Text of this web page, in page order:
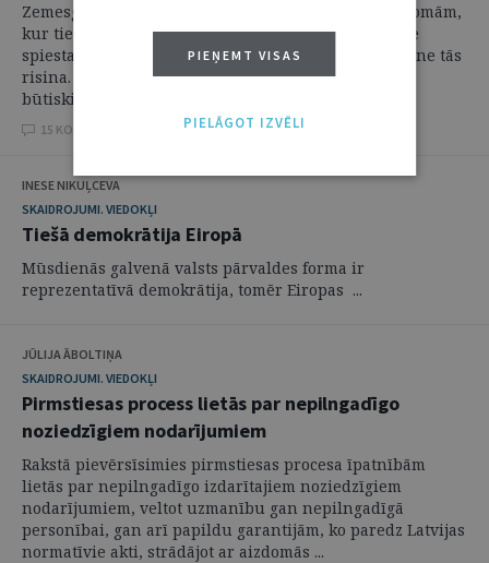
Zemesgrāmatu aktu publiskā ticamība ir viena no jomām,
kur tiesu prakse nav nostabilizējusies. Tiesu prakse
spiesta risināt problēmas neatkarīgi no tā, vai zinātne tās
risina. Mūsdienu latviešu juridiskajā literatūrā nav
būtiski jaunu pētījumu par ...
15 KOMENTĀRI
INESE NIKUĻCEVA
SKAIDROJUMI. VIEDOKĻI
Tiešā demokrātija Eiropā
Mūsdienās galvenā valsts pārvaldes forma ir
reprezentatīvā demokrātija, tomēr Eiropas ...
JŪLIJA ĀBOLTIŅA
SKAIDROJUMI. VIEDOKĻI
Pirmstiesas process lietās par nepilngadīgo
noziedzīgiem nodarījumiem
Rakstā pievērsīsimies pirmstiesas procesa īpatnībām
lietās par nepilngadīgo izdarītajiem noziedzīgiem
nodarījumiem, veltot uzmanību gan nepilngadīgā
personībai, gan arī papildu garantijām, ko paredz Latvijas
normatīvie akti, strādājot ar aizdomās ...
PIEŅEMT VISAS
PIELĀGOT IZVĒLI